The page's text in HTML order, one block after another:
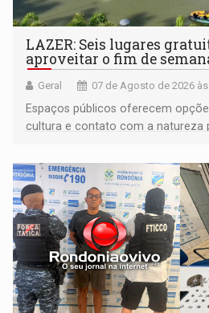
LAZER: Seis lugares
aproveitar o fim de
Geral 07 de Agosto de 2026
Espaços públicos oferecem
cultura e contato com a natureza